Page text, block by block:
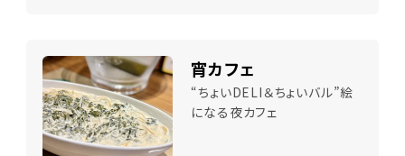
宵カフェ
“ちょいDELI＆ちょいバル”絵
になる夜カフェ